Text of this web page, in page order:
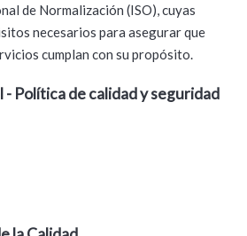
de Normalización (ISO), cuyas
necesarios para asegurar que
cumplan con su propósito.
Política de calidad y seguridad